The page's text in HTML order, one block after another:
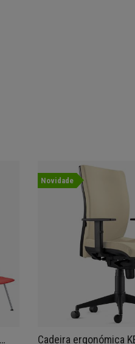
Novidade
Cadeira ergonómica